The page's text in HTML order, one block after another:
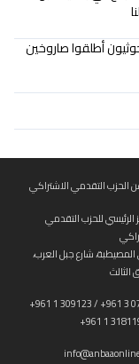
أطلقوا صاروخين
الحزب التقدمي الاشتراكي
الرئيسي للحزب التقدمي
شارع جبل العرب،
الثالث
+961 1 309123 / +961 3
+961 1